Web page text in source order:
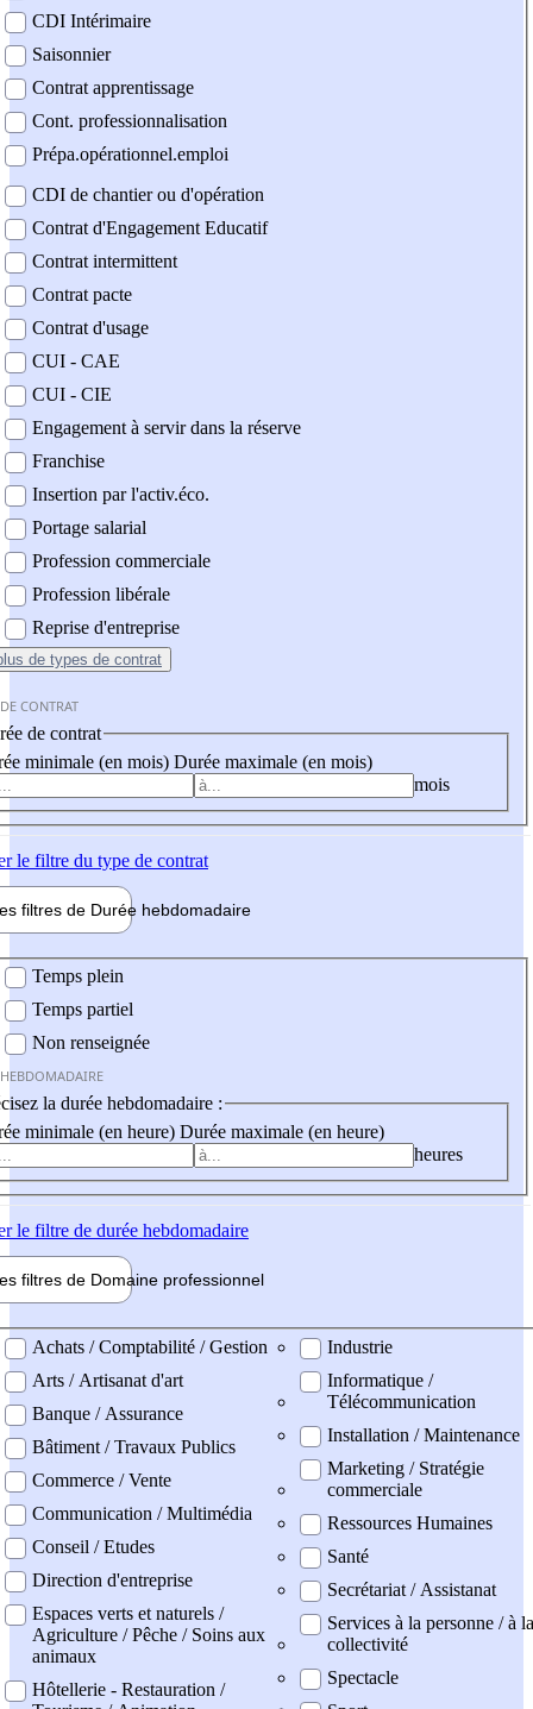
CDI Intérimaire
Saisonnier
Contrat apprentissage
Cont. professionnalisation
Prépa.opérationnel.emploi
CDI de chantier ou d'opération
Contrat d'Engagement Educatif
Contrat intermittent
Contrat pacte
Contrat d'usage
CUI - CAE
CUI - CIE
Engagement à servir dans la réserve
Franchise
Insertion par l'activ.éco.
Portage salarial
Profession commerciale
Profession libérale
Reprise d'entreprise
de types de contrat
CONTRAT
de contrat
minimale (en mois) Durée maximale (en mois)
mois
le filtre du type de contrat
filtres de Durée hebdomadaire
Temps plein
Temps partiel
Non renseignée
la durée hebdomadaire :
minimale (en heure) Durée maximale (en heure)
heures
le filtre de durée hebdomadaire
filtres de Domaine professionnel
professionel
Achats / Comptabilité / Gestion
Arts / Artisanat d'art
Banque / Assurance
Bâtiment / Travaux Publics
Commerce / Vente
Communication / Multimédia
Conseil / Etudes
Direction d'entreprise
Espaces verts et naturels /
Agriculture / Pêche / Soins aux
animaux
Hôtellerie - Restauration /
Industrie
Informatique /
Télécommunication
Installation / Maintenance
Marketing / Stratégie
commerciale
Ressources Humaines
Santé
Secrétariat / Assistanat
Services à la personne / à la
collectivité
Spectacle